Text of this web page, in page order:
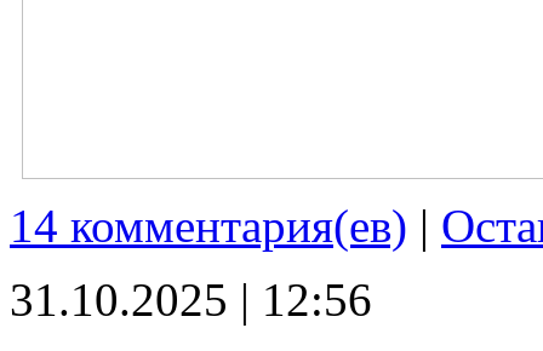
14 комментария(ев) |
31.10.2025 | 12:56